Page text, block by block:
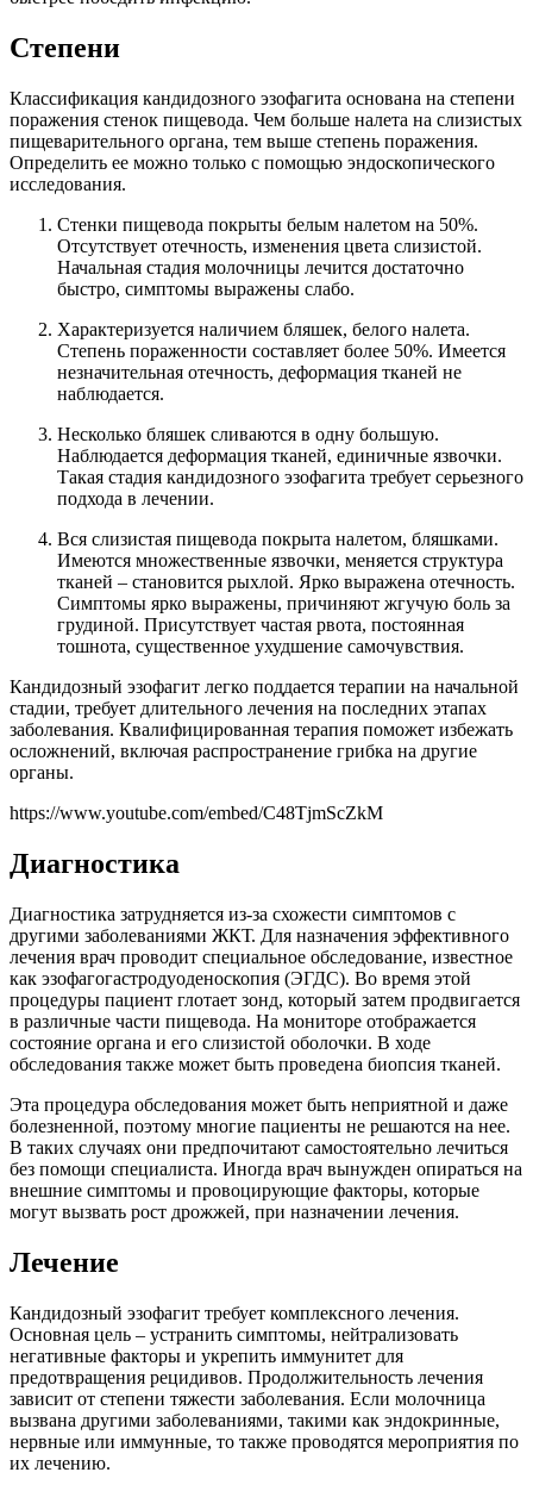
Степени
Классификация кандидозного эзофагита основана на степени
поражения стенок пищевода. Чем больше налета на слизистых
пищеварительного органа, тем выше степень поражения.
Определить ее можно только с помощью эндоскопического
исследования.
Стенки пищевода покрыты белым налетом на 50%.
Отсутствует отечность, изменения цвета слизистой.
Начальная стадия молочницы лечится достаточно
быстро, симптомы выражены слабо.
Характеризуется наличием бляшек, белого налета.
Степень пораженности составляет более 50%. Имеется
незначительная отечность, деформация тканей не
наблюдается.
Несколько бляшек сливаются в одну большую.
Наблюдается деформация тканей, единичные язвочки.
Такая стадия кандидозного эзофагита требует серьезного
подхода в лечении.
Вся слизистая пищевода покрыта налетом, бляшками.
Имеются множественные язвочки, меняется структура
тканей – становится рыхлой. Ярко выражена отечность.
Симптомы ярко выражены, причиняют жгучую боль за
грудиной. Присутствует частая рвота, постоянная
тошнота, существенное ухудшение самочувствия.
Кандидозный эзофагит легко поддается терапии на начальной
стадии, требует длительного лечения на последних этапах
заболевания. Квалифицированная терапия поможет избежать
осложнений, включая распространение грибка на другие
органы.
https://www.youtube.com/embed/C48TjmScZkM
Диагностика
Диагностика затрудняется из-за схожести симптомов с
другими заболеваниями ЖКТ. Для назначения эффективного
лечения врач проводит специальное обследование, известное
как эзофагогастродуоденоскопия (ЭГДС). Во время этой
процедуры пациент глотает зонд, который затем продвигается
в различные части пищевода. На мониторе отображается
состояние органа и его слизистой оболочки. В ходе
обследования также может быть проведена биопсия тканей.
Эта процедура обследования может быть неприятной и даже
болезненной, поэтому многие пациенты не решаются на нее.
В таких случаях они предпочитают самостоятельно лечиться
без помощи специалиста. Иногда врач вынужден опираться на
внешние симптомы и провоцирующие факторы, которые
могут вызвать рост дрожжей, при назначении лечения.
Лечение
Кандидозный эзофагит требует комплексного лечения.
Основная цель – устранить симптомы, нейтрализовать
негативные факторы и укрепить иммунитет для
предотвращения рецидивов. Продолжительность лечения
зависит от степени тяжести заболевания. Если молочница
вызвана другими заболеваниями, такими как эндокринные,
нервные или иммунные, то также проводятся мероприятия по
их лечению.